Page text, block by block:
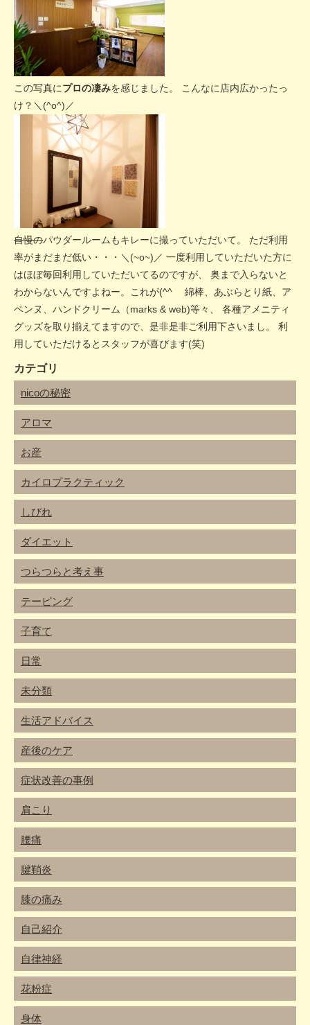
この写真にプロの凄みを感じました。 こんなに店内広かったっ
け？＼(^o^)／
自慢のパウダールームもキレーに撮っていただいて。 ただ利用
率がまだまだ低い・・・＼(~o~)／ 一度利用していただいた方に
はほぼ毎回利用していただいてるのですが、 奥まで入らないと
わからないんですよねー。これが(^^ゞ 綿棒、あぶらとり紙、ア
ベンヌ、ハンドクリーム（marks & web)等々、 各種アメニティ
グッズを取り揃えてますので、是非是非ご利用下さいまし。 利
用していただけるとスタッフが喜びます(笑)
カテゴリ
nicoの秘密
アロマ
お産
カイロプラクティック
しびれ
ダイエット
つらつらと考え事
テーピング
子育て
日常
未分類
生活アドバイス
産後のケア
症状改善の事例
肩こり
腰痛
腱鞘炎
膝の痛み
自己紹介
自律神経
花粉症
身体